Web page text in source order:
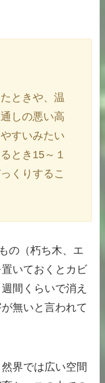
ときや、温
しの悪い高
すいみたい
とき15～１
くりするこ
の（朽ち木、エ
いておくとカビ
間くらいで消え
無いと言われて
界では広い空間